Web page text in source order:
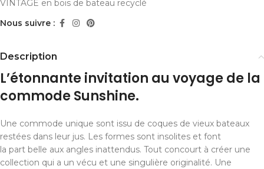
VINTAGE en bois de bateau recyclé
Nous suivre :
Description
L’étonnante invitation au voyage de la
commode Sunshine.
Une commode unique sont issu de coques de vieux bateaux
restées dans leur jus. Les formes sont insolites et font
la part belle aux angles inattendus. Tout concourt à créer une
collection qui a un vécu et une singulière originalité. Une